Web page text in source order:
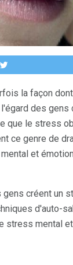
la façon
des
le stress
ce genre de
et
créent un
d'auto-
mental